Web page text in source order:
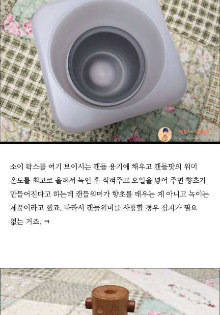
소이 왁스를 여기 보이시는 캔들 용기에 채우고 캔들팟의 워머
온도를 최고로 올려서 녹인 후 식혀주고 오일을 넣어 주면 향초가
만들어진다고 하는데 캔들워머가 향초를 태우는 게 아니고 녹이는
제품이라고 했죠. 따라서 캔들워머를 사용할 경우 심지가 필요
없는 거죠. ㅋ